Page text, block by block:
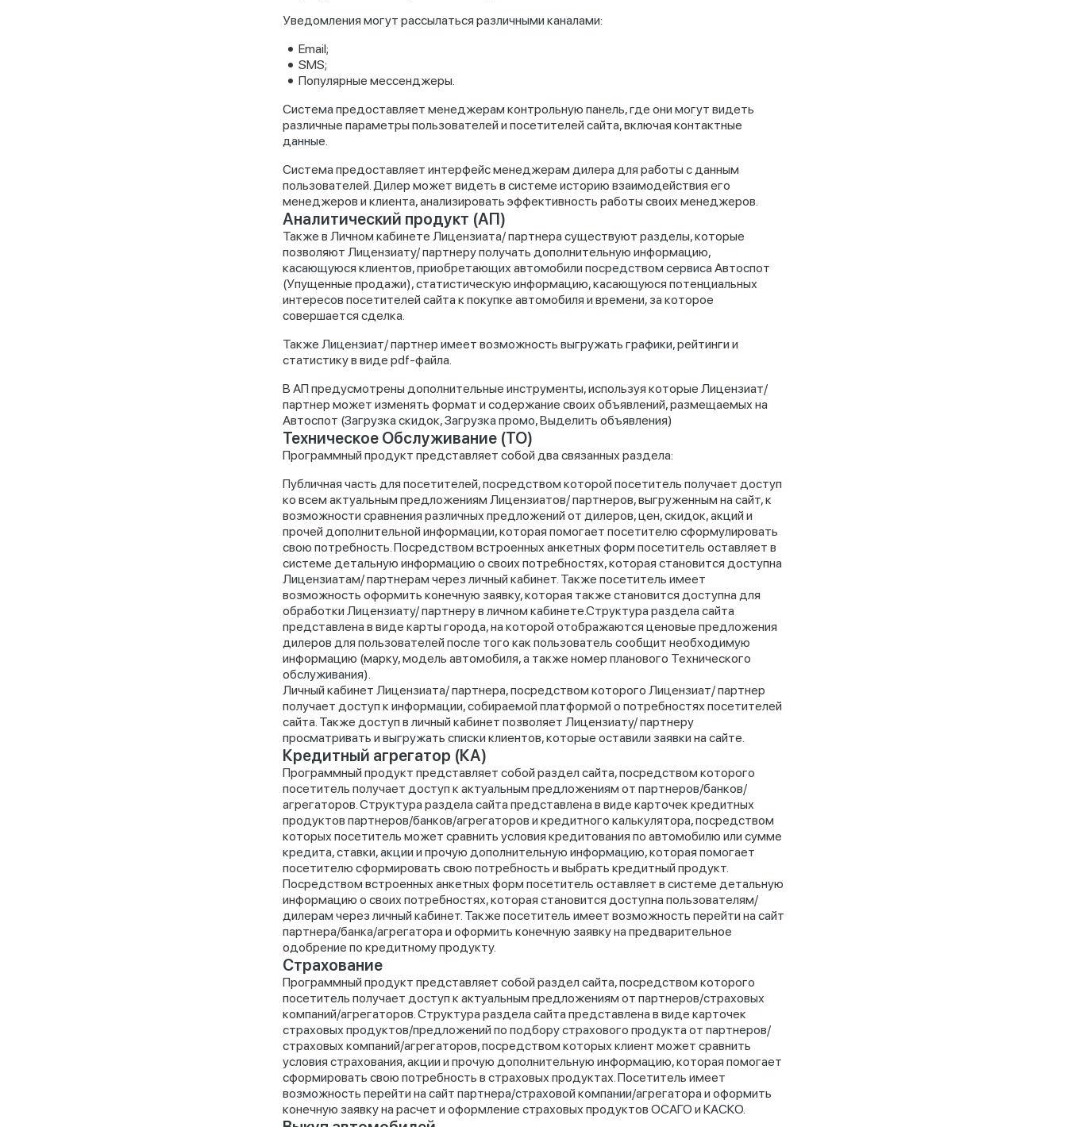
Уведомления могут рассылаться различными каналами:
Email;
SMS;
Популярные мессенджеры.
Система предоставляет менеджерам контрольную панель, где они могут видеть
различные параметры пользователей и посетителей сайта, включая контактные
данные.
Система предоставляет интерфейс менеджерам дилера для работы с данным
пользователей. Дилер может видеть в системе историю взаимодействия его
менеджеров и клиента, анализировать эффективность работы своих менеджеров.
Аналитический продукт (АП)
Также в Личном кабинете Лицензиата/ партнера существуют разделы, которые
позволяют Лицензиату/ партнеру получать дополнительную информацию,
касающуюся клиентов, приобретающих автомобили посредством сервиса Автоспот
(Упущенные продажи), статистическую информацию, касающуюся потенциальных
интересов посетителей сайта к покупке автомобиля и времени, за которое
совершается сделка.
Также Лицензиат/ партнер имеет возможность выгружать графики, рейтинги и
статистику в виде pdf-файла.
В АП предусмотрены дополнительные инструменты, используя которые Лицензиат/
партнер может изменять формат и содержание своих объявлений, размещаемых на
Автоспот (Загрузка скидок, Загрузка промо, Выделить объявления)
Техническое Обслуживание (ТО)
Программный продукт представляет собой два связанных раздела:
Публичная часть для посетителей, посредством которой посетитель получает доступ
ко всем актуальным предложениям Лицензиатов/ партнеров, выгруженным на сайт, к
возможности сравнения различных предложений от дилеров, цен, скидок, акций и
прочей дополнительной информации, которая помогает посетителю сформулировать
свою потребность. Посредством встроенных анкетных форм посетитель оставляет в
системе детальную информацию о своих потребностях, которая становится доступна
Лицензиатам/ партнерам через личный кабинет. Также посетитель имеет
возможность оформить конечную заявку, которая также становится доступна для
обработки Лицензиату/ партнеру в личном кабинете.Структура раздела сайта
представлена в виде карты города, на которой отображаются ценовые предложения
дилеров для пользователей после того как пользователь сообщит необходимую
информацию (марку, модель автомобиля, а также номер планового Технического
обслуживания).
Личный кабинет Лицензиата/ партнера, посредством которого Лицензиат/ партнер
получает доступ к информации, собираемой платформой о потребностях посетителей
сайта. Также доступ в личный кабинет позволяет Лицензиату/ партнеру
просматривать и выгружать списки клиентов, которые оставили заявки на сайте.
Кредитный агрегатор (КА)
Программный продукт представляет собой раздел сайта, посредством которого
посетитель получает доступ к актуальным предложениям от партнеров/банков/
агрегаторов. Структура раздела сайта представлена в виде карточек кредитных
продуктов партнеров/банков/агрегаторов и кредитного калькулятора, посредством
которых посетитель может сравнить условия кредитования по автомобилю или сумме
кредита, ставки, акции и прочую дополнительную информацию, которая помогает
посетителю сформировать свою потребность и выбрать кредитный продукт.
Посредством встроенных анкетных форм посетитель оставляет в системе детальную
информацию о своих потребностях, которая становится доступна пользователям/
дилерам через личный кабинет. Также посетитель имеет возможность перейти на сайт
партнера/банка/агрегатора и оформить конечную заявку на предварительное
одобрение по кредитному продукту.
Страхование
Программный продукт представляет собой раздел сайта, посредством которого
посетитель получает доступ к актуальным предложениям от партнеров/страховых
компаний/агрегаторов. Структура раздела сайта представлена в виде карточек
страховых продуктов/предложений по подбору страхового продукта от партнеров/
страховых компаний/агрегаторов, посредством которых клиент может сравнить
условия страхования, акции и прочую дополнительную информацию, которая помогает
сформировать свою потребность в страховых продуктах. Посетитель имеет
возможность перейти на сайт партнера/страховой компании/агрегатора и оформить
конечную заявку на расчет и оформление страховых продуктов ОСАГО и КАСКО.